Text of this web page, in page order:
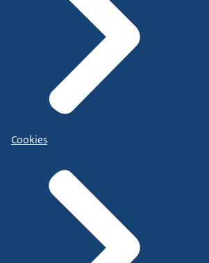
Cookies